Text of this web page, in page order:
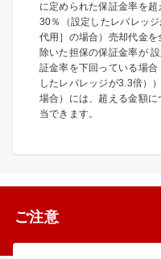
に定められた保証金率を
30％（設定したレバレッ
代用］の場合）売却代金
除いた担保の保証金率が
証金率を下回っている場
したレバレッジが3.3倍）
場合）には、超える金額
当できます。
ご注意